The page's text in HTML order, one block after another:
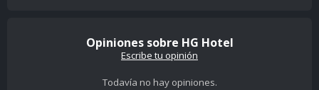
Opiniones sobre HG Hotel
Escribe tu opinión
Todavía no hay opiniones.